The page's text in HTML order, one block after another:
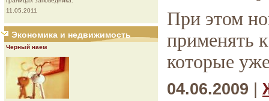
11.05.2011
Экономика и недвижимость
Черный наем
При этом
применять
которые
04.06.2009